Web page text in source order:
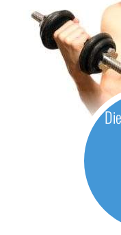
Ważysz zbyt
Niepokoi Cię twój
Miewasz
masz mało
sposób żywienia